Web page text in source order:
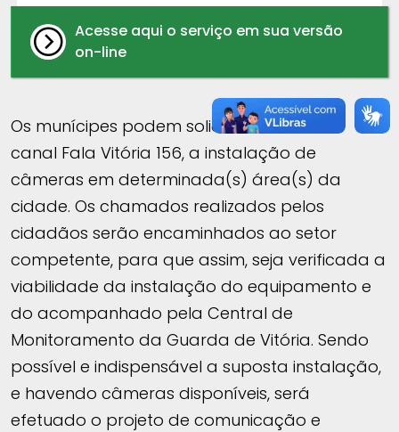
Acesse aqui o serviço em sua versão
on-line
Os munícipes podem solicitar através do
canal Fala Vitória 156, a instalação de
câmeras em determinada(s) área(s) da
cidade. Os chamados realizados pelos
cidadãos serão encaminhados ao setor
competente, para que assim, seja verificada a
viabilidade da instalação do equipamento e
do acompanhado pela Central de
Monitoramento da Guarda de Vitória. Sendo
possível e indispensável a suposta instalação,
e havendo câmeras disponíveis, será
efetuado o projeto de comunicação e